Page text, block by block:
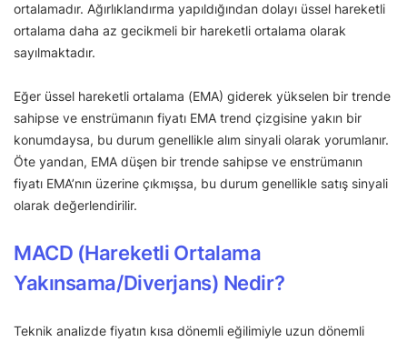
ortalamadır. Ağırlıklandırma yapıldığından dolayı üssel hareketli
ortalama daha az gecikmeli bir hareketli ortalama olarak
sayılmaktadır.
Eğer üssel hareketli ortalama (EMA) giderek yükselen bir trende
sahipse ve enstrümanın fiyatı EMA trend çizgisine yakın bir
konumdaysa, bu durum genellikle alım sinyali olarak yorumlanır.
Öte yandan, EMA düşen bir trende sahipse ve enstrümanın
fiyatı EMA’nın üzerine çıkmışsa, bu durum genellikle satış sinyali
olarak değerlendirilir.
MACD (Hareketli Ortalama
Yakınsama/Diverjans) Nedir?
Teknik analizde fiyatın kısa dönemli eğilimiyle uzun dönemli